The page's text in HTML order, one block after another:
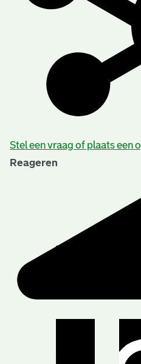
Stel een vraag of plaats
Reageren